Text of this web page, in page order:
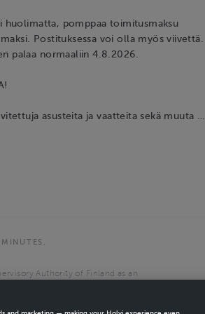
huolimatta, pomppaa toimitusmaksu
Postituksessa voi olla myös viivettä.
palaa normaaliin 4.8.2026.
asusteita ja vaatteita sekä muuta …
Authority of Finland as an